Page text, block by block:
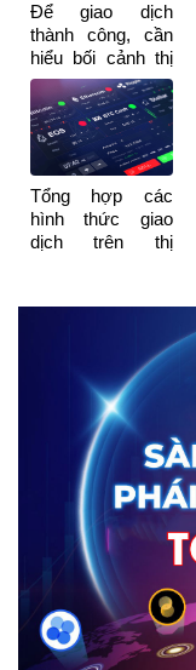
Để giao dịch
thành công, cần
hiểu bối cảnh thị
trường chứ
không phải mẫu
hình nến
Tổng hợp các
hình thức giao
dịch trên thị